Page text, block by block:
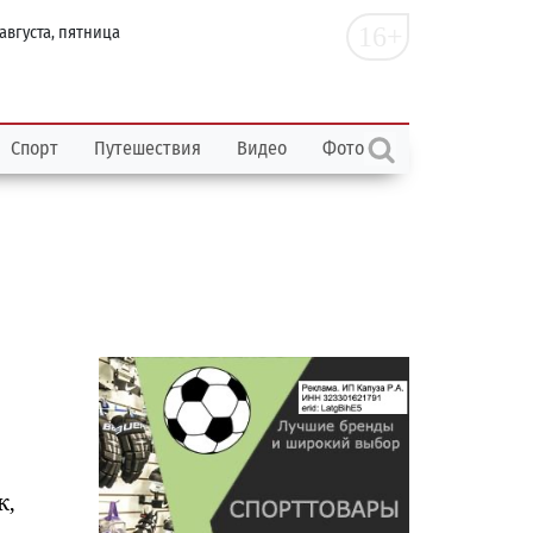
пятница
Спорт Путешествия Видео Фото